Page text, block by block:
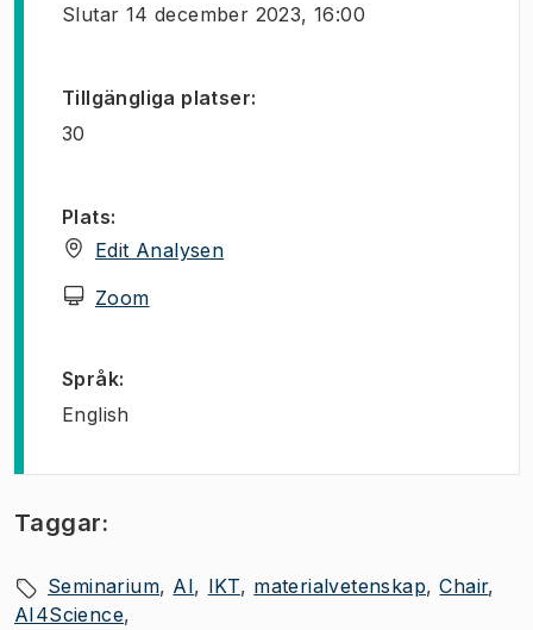
Slutar 14 december 2023, 16:00
Tillgängliga platser:
30
Plats:
Edit Analysen(
Zoom(
Språk:
English
Taggar:
Seminarium AI IKT materialvetenskap
Chair
AI4Science